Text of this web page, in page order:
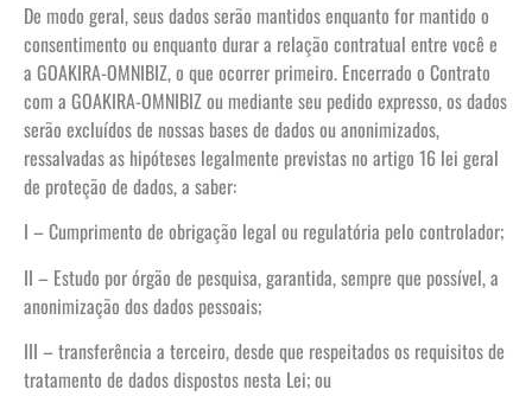
De modo geral, seus dados serão mantidos enquanto for mantido o
consentimento ou enquanto durar a relação contratual entre você e
a GOAKIRA-OMNIBIZ, o que ocorrer primeiro. Encerrado o Contrato
com a GOAKIRA-OMNIBIZ ou mediante seu pedido expresso, os dados
serão excluídos de nossas bases de dados ou anonimizados,
ressalvadas as hipóteses legalmente previstas no artigo 16 lei geral
de proteção de dados, a saber:
I – Cumprimento de obrigação legal ou regulatória pelo controlador;
II – Estudo por órgão de pesquisa, garantida, sempre que possível, a
anonimização dos dados pessoais;
III – transferência a terceiro, desde que respeitados os requisitos de
tratamento de dados dispostos nesta Lei; ou